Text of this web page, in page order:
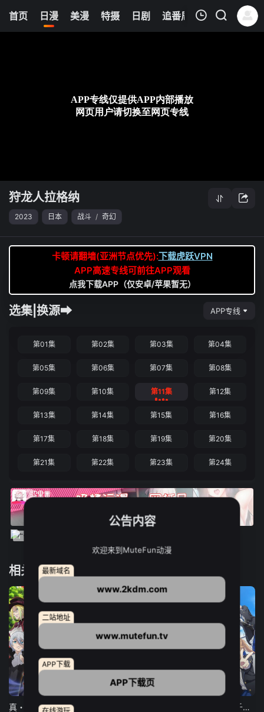
首页 日漫 美漫 特摄 日剧 追番周表 今日更新
6
清空
狩龙人拉格纳
2023 日本 战斗 / 奇幻
卡顿请翻墙(亚洲节点优先):下载虎跃VPN
APP高速专线可前往APP观看
点我下载APP（仅安卓/苹果暂无）
选集|换源➡ APP专线
第01集 第02集 第03集 第04集
第05集 第06集 第07集 第08集
第09集 第10集 第11集 第12集
第13集 第14集 第15集 第16集
第17集 第18集 第19集 第20集
第21集 第22集 第23集 第24集
相关推荐
12集全
弹珠汽水瓶里的千岁同学
公告内容
欢迎来到MuteFun动漫
最新域名
www.2kdm.com
二站地址
www.mutefun.tv
APP下载
APP下载页